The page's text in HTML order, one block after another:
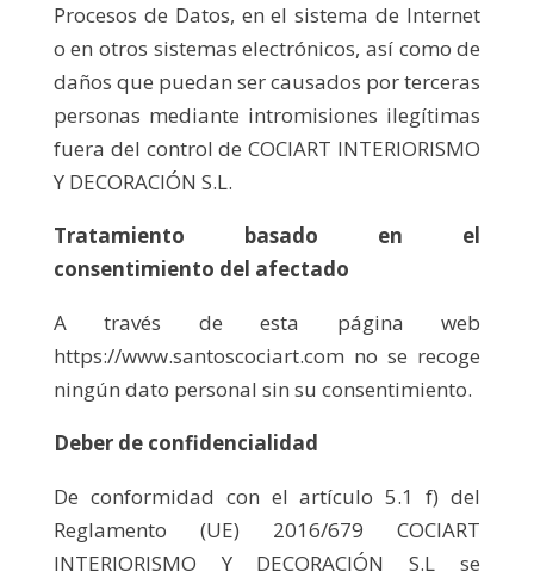
Procesos de Datos, en el sistema de Internet
o en otros sistemas electrónicos, así como de
daños que puedan ser causados por terceras
personas mediante intromisiones ilegítimas
fuera del control de COCIART INTERIORISMO
Y DECORACIÓN S.L.
Tratamiento basado en el
consentimiento del afectado
A través de esta página web
https://www.santoscociart.com no se recoge
ningún dato personal sin su consentimiento.
Deber de confidencialidad
De conformidad con el artículo 5.1 f) del
Reglamento (UE) 2016/679 COCIART
INTERIORISMO Y DECORACIÓN S.L se